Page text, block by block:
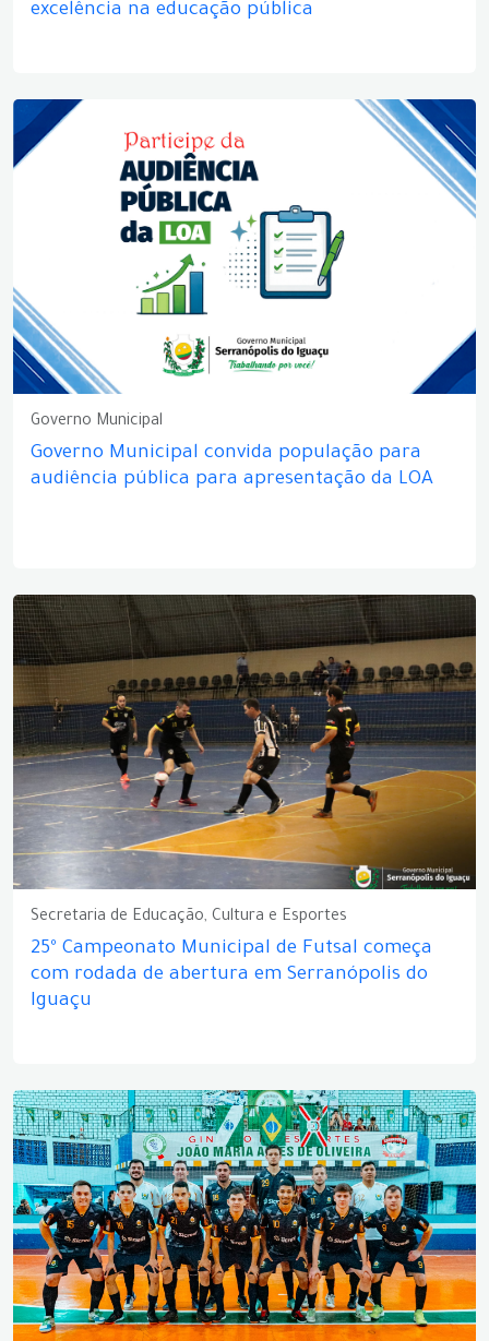
excelência na educação pública
Governo Municipal
Governo Municipal convida população para
audiência pública para apresentação da LOA
Secretaria de Educação, Cultura e Esportes
25º Campeonato Municipal de Futsal começa
com rodada de abertura em Serranópolis do
Iguaçu